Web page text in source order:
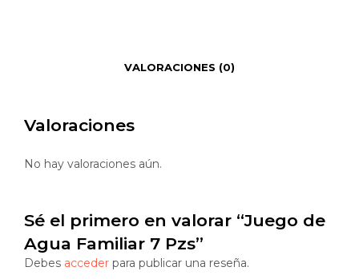
VALORACIONES (0)
Valoraciones
No hay valoraciones aún.
Sé el primero en valorar “Juego de
Agua Familiar 7 Pzs”
Debes acceder para publicar una reseña.